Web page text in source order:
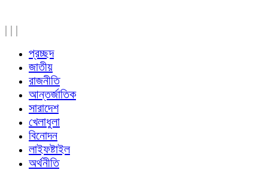
| | |
প্রচ্ছদ
জাতীয়
রাজনীতি
আন্তর্জাতিক
সারাদেশ
খেলাধুলা
বিনোদন
লাইফষ্টাইল
অর্থনীতি